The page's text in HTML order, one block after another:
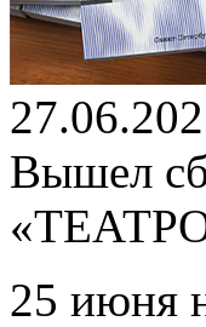
Вышел
25 июня